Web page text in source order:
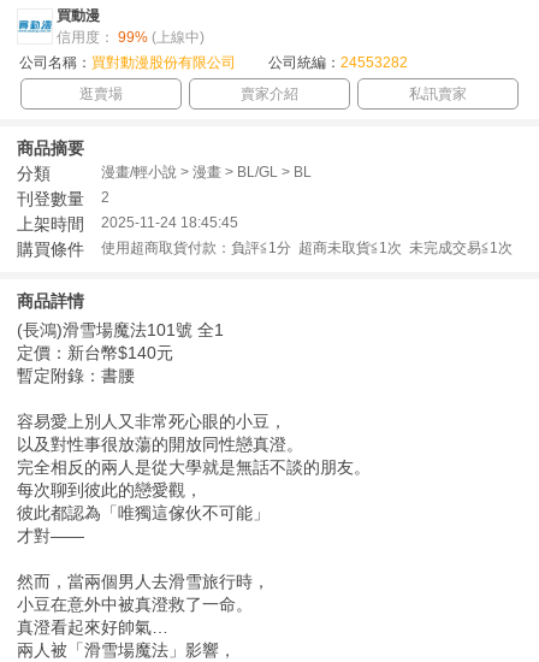
買動漫
信用度： 99% (上線中)
公司名稱： 買對動漫股份有限公司 公司統編： 24553282
逛賣場
賣家介紹 私訊賣家
商品摘要
分類
漫畫/輕小說 > 漫畫 > BL/GL > BL
刊登數量 2
上架時間 2025-11-24 18:45:45
購買條件 使用超商取貨付款：負評≦1分 超商未取貨≦1次 未完成交易≦1次
商品詳情
(長鴻)滑雪場魔法101號 全1
定價：新台幣$140元
暫定附錄：書腰
容易愛上別人又非常死心眼的小豆，
以及對性事很放蕩的開放同性戀真澄。
完全相反的兩人是從大學就是無話不談的朋友。
每次聊到彼此的戀愛觀，
彼此都認為「唯獨這傢伙不可能」
才對——
然而，當兩個男人去滑雪旅行時，
小豆在意外中被真澄救了一命。
真澄看起來好帥氣…
兩人被「滑雪場魔法」影響，